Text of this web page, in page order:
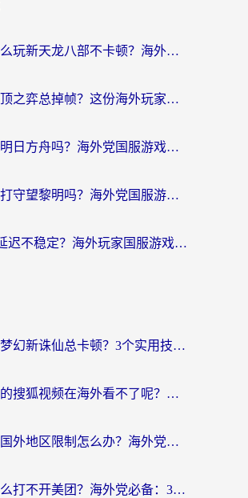
菲律宾怎么玩新天龙八部不卡顿？海外党国服游戏加速器终极指南（附欧洲国外玩家实测）
缅甸玩云顶之弈总掉帧？这份海外玩家专属加速器攻略帮你上分
澳洲能玩明日方舟吗？海外党国服游戏畅玩终极指南（附实用加速器选择技巧）
出国还能打守望黎明吗？海外党国服游戏不卡顿的终极解法
奇迹MU延迟不稳定？海外玩家国服游戏加速器终极指南：从卡顿到丝滑的秘密
在国外玩梦幻新诛仙总卡顿？3个实用技巧解决海外党痛点（附回国加速器选择指南）
为什么有的搜狐视频在海外看不了呢？留学生亲测有效的回国加速攻略
咕咕语音国外地区限制怎么办？海外党必备的回国加速器选择指南（附音悦Tai、搜狐视频解决妙招）
阿联酋怎么打不开美团？海外党必备：3步解决回国追剧、看球、刷B站的全部烦恼